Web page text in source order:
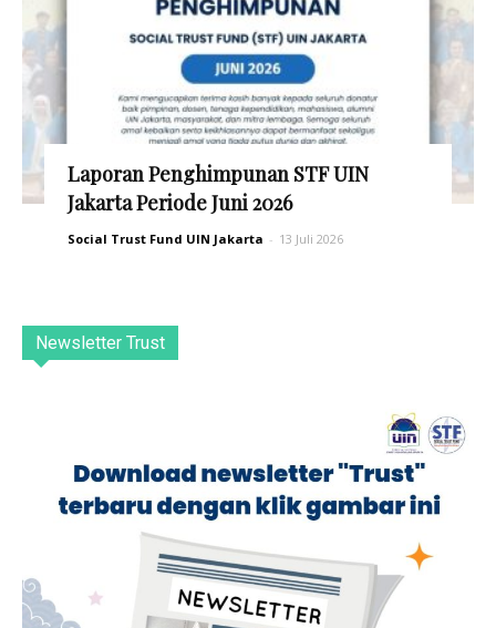
Laporan Penghimpunan STF UIN
Jakarta Periode Juni 2026
Social Trust Fund UIN Jakarta - 13 Juli 2026
Newsletter Trust